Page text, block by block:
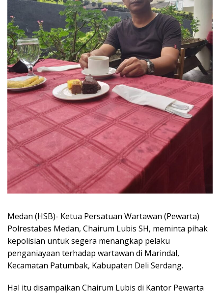
Medan (HSB)- Ketua Persatuan Wartawan (Pewarta)
Polrestabes Medan, Chairum Lubis SH, meminta pihak
kepolisian untuk segera menangkap pelaku
penganiayaan terhadap wartawan di Marindal,
Kecamatan Patumbak, Kabupaten Deli Serdang.
Hal itu disampaikan Chairum Lubis di Kantor Pewarta